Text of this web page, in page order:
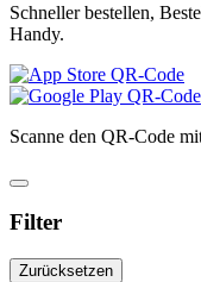
Schneller bestellen,
Handy.
Scanne den QR-Code
Filter
Zurücksetzen